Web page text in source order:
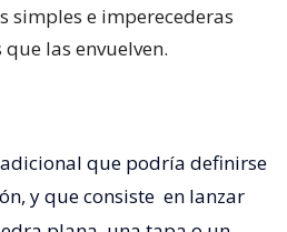
simples e imperecederas
las envuelven.
que podría definirse
y que consiste en lanzar